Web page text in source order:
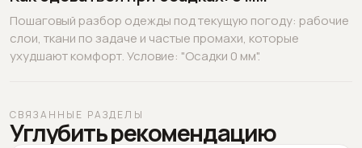
Пошаговый разбор одежды под текущую погоду: рабочие
слои, ткани по задаче и частые промахи, которые
ухудшают комфорт. Условие: "Осадки 0 мм".
СВЯЗАННЫЕ РАЗДЕЛЫ
Углубить рекомендацию